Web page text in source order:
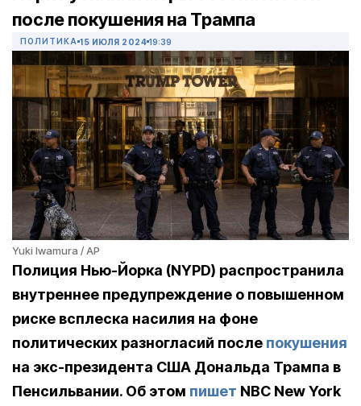
после покушения на Трампа
ПОЛИТИКА 15 ИЮЛЯ 2024 19:39
Yuki Iwamura / AP
Полиция Нью-Йорка (NYPD) распространила
внутреннее предупреждение о повышенном
риске всплеска насилия на фоне
политических разногласий после покушения
на экс-президента США Дональда Трампа в
Пенсильвании. Об этом пишет NBC New York